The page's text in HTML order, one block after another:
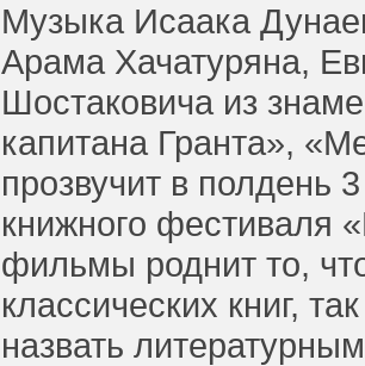
Музыка Исаака
Арама Хачатуряна,
Шостаковича из
капитана Гранта»,
прозвучит в полдень
книжного фестиваля
фильмы роднит то,
классических книг,
назвать